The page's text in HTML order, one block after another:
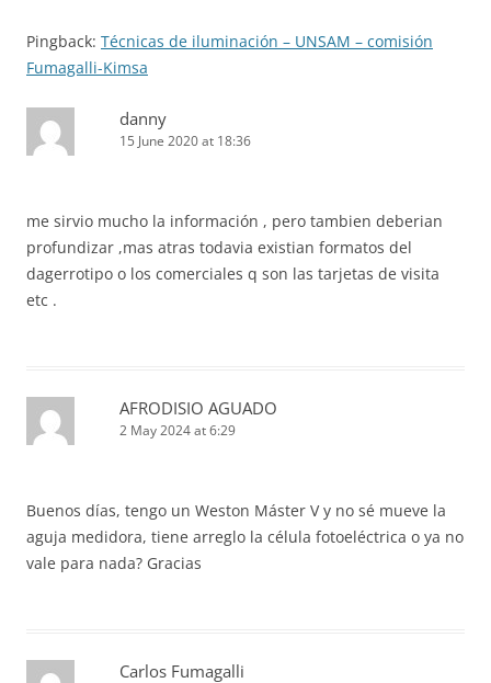
Pingback: Técnicas de iluminación – UNSAM – comisión
Fumagalli-Kimsa
danny
15 June 2020 at 18:36
me sirvio mucho la información , pero tambien deberian
profundizar ,mas atras todavia existian formatos del
dagerrotipo o los comerciales q son las tarjetas de visita
etc .
AFRODISIO AGUADO
2 May 2024 at 6:29
Buenos días, tengo un Weston Máster V y no sé mueve la
aguja medidora, tiene arreglo la célula fotoeléctrica o ya no
vale para nada? Gracias
Carlos Fumagalli